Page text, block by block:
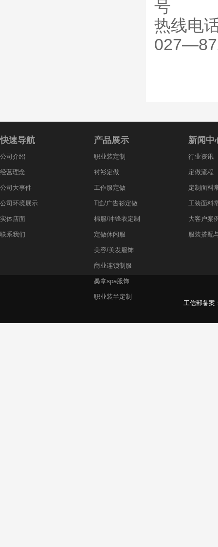
号
热线电
快速导航
公司介绍
经营理念
公司大事件
公司环境展示
实体店面
联系我们
产品展示
职业装定制
衬衫定做
工作服定做
T恤/广告衫定做
棉服/冲锋衣定制
定做休闲服
美容/美发服饰
商业连锁制服
桑拿spa服饰
职业装半定制
新闻中
行业资讯
定做流程
定制面料
工装面料
大客户案
服装搭配
工信部备案